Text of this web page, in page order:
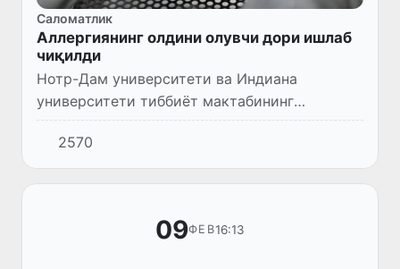
Саломатлик
Аллергиянинг олдини олувчи дори ишлаб
чиқилди
Нотр-Дам университети ва Индиана
университети тиббиёт мактабининг
тадқиқот гуруҳи ерёнғоқ аллергиясини
олдини олувчи дори яратди.
2570
09ФЕВ16:13